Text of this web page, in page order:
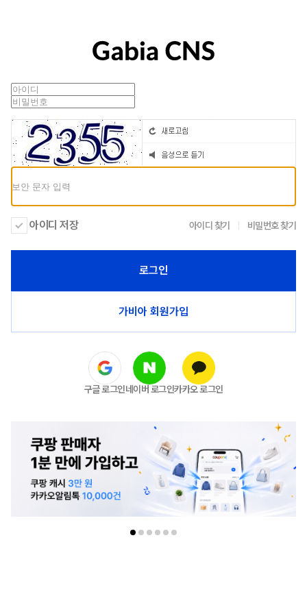
아이디 저장 아이디 찾기 비밀번호 찾기
로그인
가비아 회원가입
구글 로그인네이버 로그인카카오 로그인